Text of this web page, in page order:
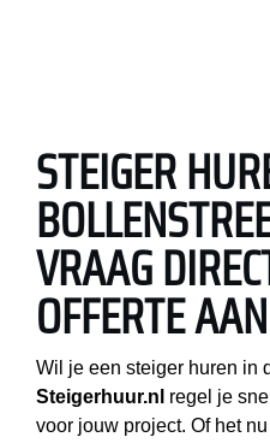
STEIGER
VRAAG
OFFERTE AAN
Wil je een steiger huren in
Steigerhuur.nl regel je
voor jouw project. Of het